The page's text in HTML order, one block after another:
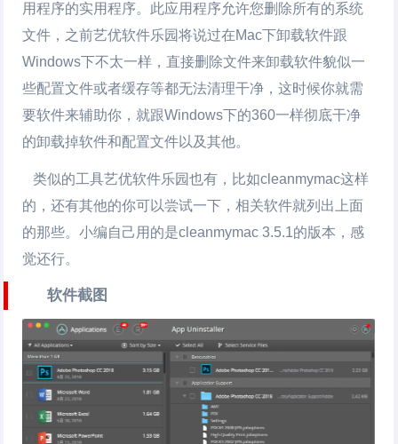
用程序的实用程序。此应用程序允许您删除所有的系统
文件，之前艺优软件乐园将说过在Mac下卸载软件跟
Windows下不太一样，直接删除文件来卸载软件貌似一
些配置文件或者缓存等都无法清理干净，这时候你就需
要软件来辅助你，就跟Windows下的360一样彻底干净
的卸载掉软件和配置文件以及其他。
类似的工具艺优软件乐园也有，比如cleanmymac这样
的，还有其他的你可以尝试一下，相关软件就列出上面
的那些。小编自己用的是cleanmymac 3.5.1的版本，感
觉还行。
软件截图